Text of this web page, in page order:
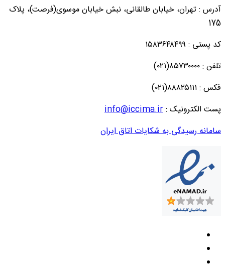
آدرس : تهران، خیابان طالقانی، نبش خیابان موسوی(فرصت)، پلاک
175
کد پستی : ۱۵۸۳۶۴۸۴۹۹
تلفن : ۸۵۷۳۰۰۰۰(۰۲۱)
فکس : ۸۸۸۲۵۱۱۱(۰۲۱)
پست الکترونیک :info@iccima.ir
سامانه رسیدگی به شکایات اتاق ایران